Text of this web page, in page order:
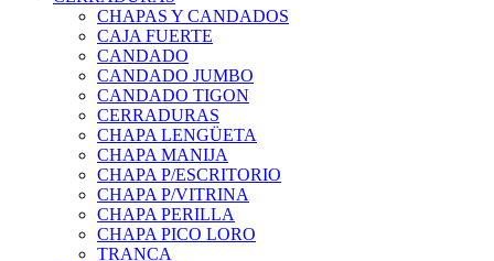
CHAPAS Y CANDADOS
CAJA FUERTE
CANDADO
CANDADO JUMBO
CANDADO TIGON
CERRADURAS
CHAPA LENGÜETA
CHAPA MANIJA
CHAPA P/ESCRITORIO
CHAPA P/VITRINA
CHAPA PERILLA
CHAPA PICO LORO
TRANCA